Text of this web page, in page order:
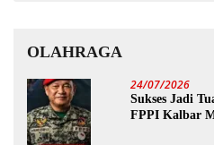
OLAHRAGA
24/07/2026
Sukses Jadi
FPPI Kalbar